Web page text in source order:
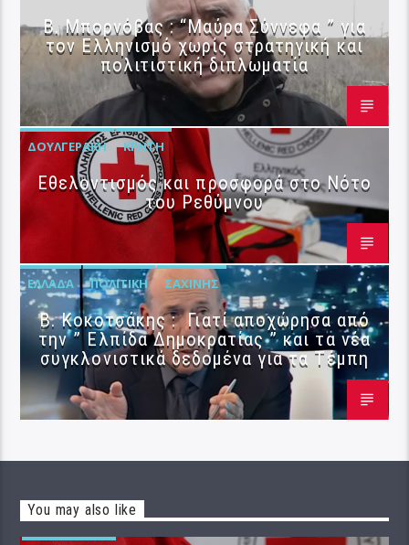
B. Μπορνόβας : “Μαύρα Σύννεφα ” για
τον Ελληνισμό χωρίς στρατηγική και
πολιτιστική διπλωματία
ΔΟΥΛΓΕΡΆΚΗ ΚΡΉΤΗ
Εθελοντισμός και προσφορά στο Νότο
του Ρεθύμνου
ΕΛΛΆΔΑ ΠΟΛΙΤΙΚΉ ΣΑΧΊΝΗΣ
Β. Κοκοτσάκης : Γιατί αποχώρησα από
την ” Ελπίδα Δημοκρατίας ” και τα νέα
συγκλονιστικά δεδομένα για τα Τέμπη
You may also like